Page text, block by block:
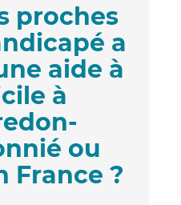
proches
a
aide à
à
ou
France ?